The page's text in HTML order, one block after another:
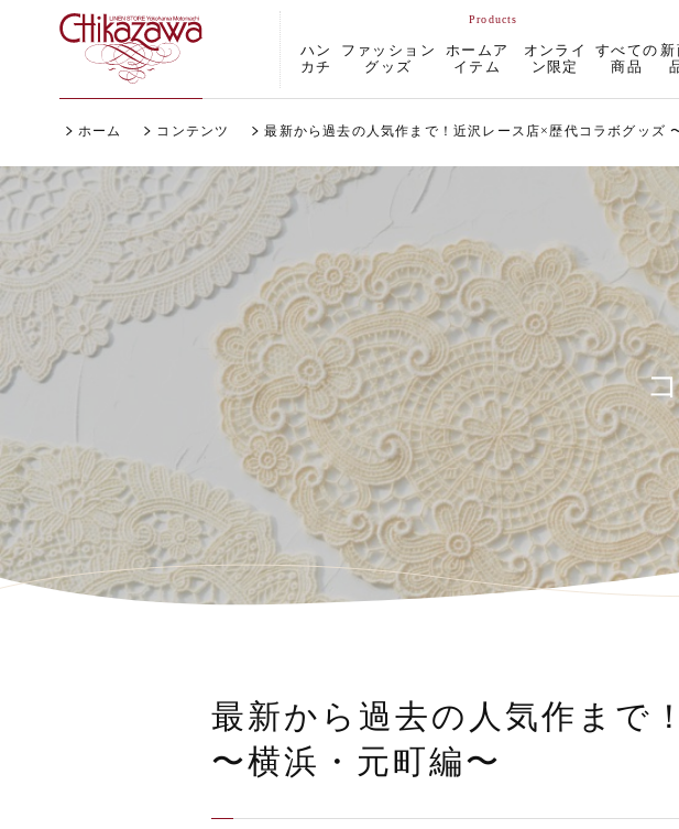
ハン
カチ
ファッション
グッズ
ホームア
イテム
オンライ
ン限定
すべての
商品
新
ホーム コンテンツ 最新から過去の人気作まで！近沢レース店×歴代コラボグッズ
最新から過去の人気作まで
〜横浜・元町編〜